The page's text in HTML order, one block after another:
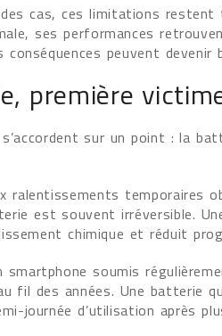
cas, ces limitations restent
ses performances
conséquences peuvent devenir
première
sur un point : la
ralentissements temporaires
est souvent irréversible.
chimique et réduit
smartphone soumis
fil des années. Une batterie
journée d’utilisation après